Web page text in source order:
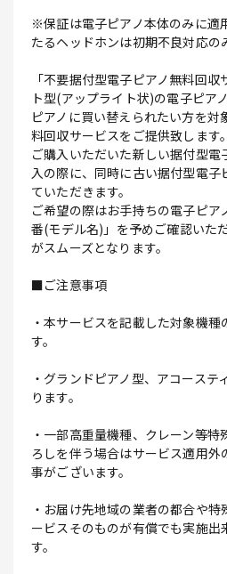
※保証は電子ピアノ本体のみに適
たるヘッドホンは初期不良対応の
「不要据付型電子ピアノ無料回
ト型(アップライト状)の電子ピア
ピアノに買い替えられたい方を対
料回収サービスをご提供致します。
ご購入いただいた新しい据付型
入の際に、同時に古い据付型電子
ていただきます。
ご希望の際はお手持ちの電子ピ
番(モデル名)」を予めご確認いた
がスムーズとなります。
■ご注意事項
・本サービスを記載した対象機
す。
・グランドピアノ型、アコーステ
ります。
・一部高重量機種、クレーン等
ろしを伴う場合はサービス適用外
事がございます。
・お届け先地域の業者の都合や
ービスそのものが有償でも実施出
す。